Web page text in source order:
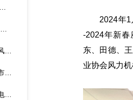
2024年1月
-2024年新
东、田德、
业协会风力